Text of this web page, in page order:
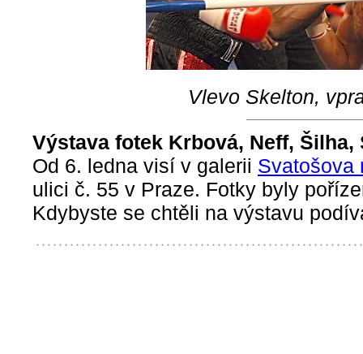
Vlevo Skelton,
Výstava fotek Krbová, Neff, Šilha,
Od 6. ledna visí v galerii Svatošova
ulici č. 55 v Praze. Fotky byly
Kdybyste se chtěli na výstavu